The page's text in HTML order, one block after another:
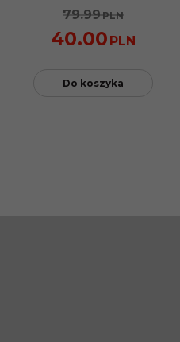
79.99PLN
40.00 PLN
Do koszyka